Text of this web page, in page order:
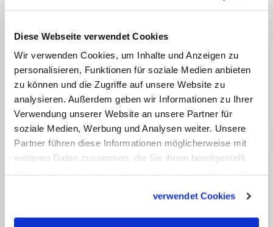
Diese Webseite verwendet Cookies
Wir verwenden Cookies, um Inhalte und Anzeigen zu
personalisieren, Funktionen für soziale Medien anbieten
zu können und die Zugriffe auf unsere Website zu
analysieren. Außerdem geben wir Informationen zu Ihrer
Verwendung unserer Website an unsere Partner für
soziale Medien, Werbung und Analysen weiter. Unsere
Partner führen diese Informationen möglicherweise mit
weiteren Daten zusammen, die Sie ihnen bereitgestellt
verwendet Cookies
spekuliert worden, nun bestätigt der
Vatikan: Die übernächste Apostolische
Reise von Papst Leo XIV. führt ihn nach
Frankreich. Auch ein erstes Ziel ist bekannt.